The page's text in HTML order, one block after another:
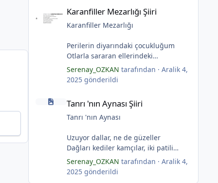
Bataklıkların çevirdiği ormanda
Fenerler bir başka yanarmış.
Duymayanlar duyarmış.
Aşıklar evlerinde ailelerini sayarmış.
Sular ateşi söndürür derler
Aşıklar evinde ateş yükselirmiş
Çerçeveler bir olur, sokaklar
Evler bir olur aşıklar evinde.
Çerçevelerdeki mumların ateşi
(Serenay Özkan)
Karanfiller Mezarlığı Şiiri
Karanfiller Mezarlığı
Perilerin diyarındaki çocukluğum
Otlarla sararan ellerindeki
karanfillerde
Yarım kalan anneler
Pas tutan yüreklerle yeşil mezarlıkta
Tuzlu nehirdeki soğukluğum
Gözlerin koparıldığı aynalarda
Karanfiller mezarlığında.
(Serenay Özkan)
"Karanfiller Mezarlığı" adlı şiiri
Yaşama Uğraşı Fanzin'in 27. sayısında
Serenay_OZKAN tarafından · Aralik 4,
2025gönderildi
Tanrı 'nın Aynası Şiiri
Tanrı 'nın Aynası Şiiri
Tanrı 'nın Aynası
Uzuyor dallar, ne de güzeller
Dağları kediler kamçılar, iki patili
adımlar
Sonsuza kadar bahar
Kestane dallar efsunkār
Serenay_OZKAN tarafından · Aralik 4,
2025gönderildi
*
*